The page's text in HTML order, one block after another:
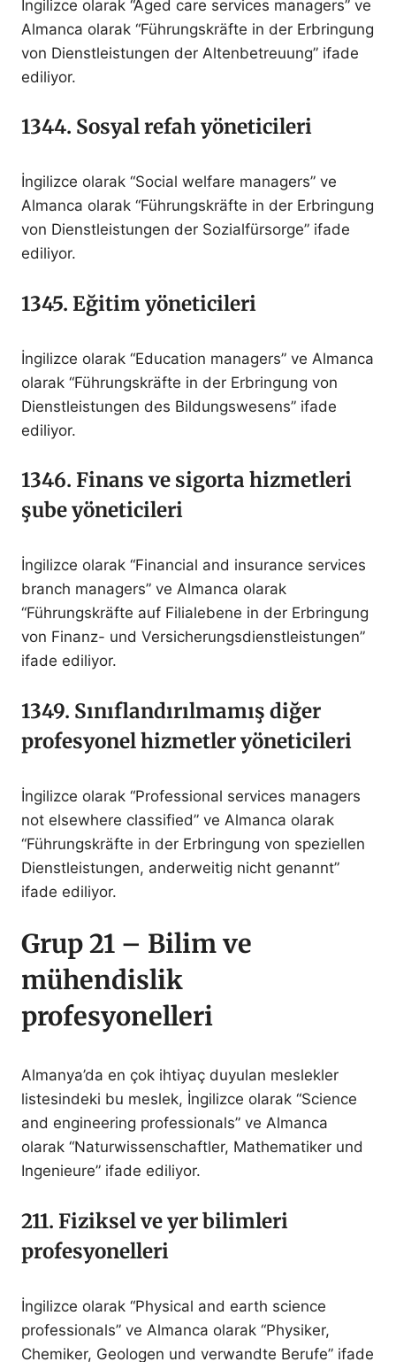
İngilizce olarak “Aged care services managers” ve
Almanca olarak “Führungskräfte in der Erbringung
von Dienstleistungen der Altenbetreuung” ifade
ediliyor.
1344. Sosyal refah yöneticileri
İngilizce olarak “Social welfare managers” ve
Almanca olarak “Führungskräfte in der Erbringung
von Dienstleistungen der Sozialfürsorge” ifade
ediliyor.
1345. Eğitim yöneticileri
İngilizce olarak “Education managers” ve Almanca
olarak “Führungskräfte in der Erbringung von
Dienstleistungen des Bildungswesens” ifade
ediliyor.
1346. Finans ve sigorta hizmetleri
şube yöneticileri
İngilizce olarak “Financial and insurance services
branch managers” ve Almanca olarak
“Führungskräfte auf Filialebene in der Erbringung
von Finanz- und Versicherungsdienstleistungen”
ifade ediliyor.
1349. Sınıflandırılmamış diğer
profesyonel hizmetler yöneticileri
İngilizce olarak “Professional services managers
not elsewhere classified” ve Almanca olarak
“Führungskräfte in der Erbringung von speziellen
Dienstleistungen, anderweitig nicht genannt”
ifade ediliyor.
Grup 21 – Bilim ve
mühendislik
profesyonelleri
Almanya’da en çok ihtiyaç duyulan meslekler
listesindeki bu meslek, İngilizce olarak “Science
and engineering professionals” ve Almanca
olarak “Naturwissenschaftler, Mathematiker und
Ingenieure” ifade ediliyor.
211. Fiziksel ve yer bilimleri
profesyonelleri
İngilizce olarak “Physical and earth science
professionals” ve Almanca olarak “Physiker,
Chemiker, Geologen und verwandte Berufe” ifade